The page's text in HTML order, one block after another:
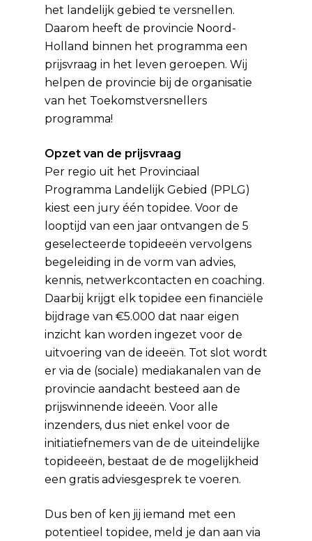
het landelijk gebied te versnellen.
Daarom heeft de provincie Noord-
Holland binnen het programma een
prijsvraag in het leven geroepen. Wij
helpen de provincie bij de organisatie
van het Toekomstversnellers
programma!
Opzet van de prijsvraag
Per regio uit het Provinciaal
Programma Landelijk Gebied (PPLG)
kiest een jury één topidee. Voor de
looptijd van een jaar ontvangen de 5
geselecteerde topideeën vervolgens
begeleiding in de vorm van advies,
kennis, netwerkcontacten en coaching.
Daarbij krijgt elk topidee een financiële
bijdrage van €5.000 dat naar eigen
inzicht kan worden ingezet voor de
uitvoering van de ideeën. Tot slot wordt
er via de (sociale) mediakanalen van de
provincie aandacht besteed aan de
prijswinnende ideeën. Voor alle
inzenders, dus niet enkel voor de
initiatiefnemers van de de uiteindelijke
topideeën, bestaat de de mogelijkheid
een gratis adviesgesprek te voeren.
Dus ben of ken jij iemand met een
potentieel topidee, meld je dan aan via